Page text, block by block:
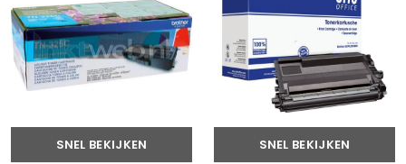
SNEL BEKIJKEN SNEL BEKIJKEN